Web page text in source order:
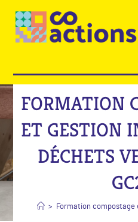
FORMATION
ET GESTION
DÉCHETS
> Formation compostage